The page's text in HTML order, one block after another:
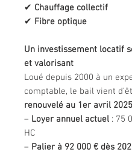
✔ Chauffage collectif
✔ Fibre optique
Un investissement locatif
et valorisant
Loué depuis 2000 à un
comptable, le bail vient
renouvelé au 1er avril 2025
– Loyer annuel actuel : 75
HC
– Palier à 92 000 € dès